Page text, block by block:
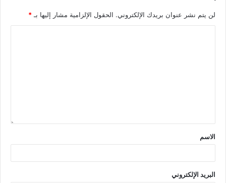
لن يتم نشر عنوان بريدك الإلكتروني. الحقول الإلزامية مشار إليها بـ*
الاسم
البريد الإلكتروني